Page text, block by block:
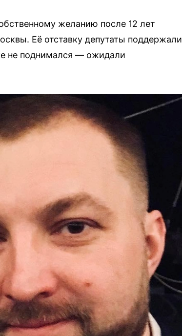
желанию после 12 лет
Её отставку депутаты поддержали
не поднимался — ожидали